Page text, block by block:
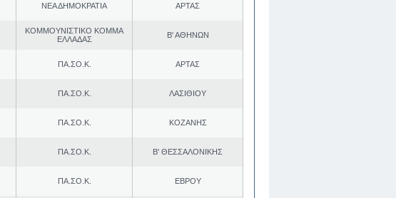
ΝΕΑ ΔΗΜΟΚΡΑΤΙΑ ΑΡΤΑΣ
ΚΟΜΜΟΥΝΙΣΤΙΚΟ ΚΟΜΜΑ
ΕΛΛΑΔΑΣ
Β' ΑΘΗΝΩΝ
ΠΑ.ΣΟ.Κ. ΑΡΤΑΣ
ΠΑ.ΣΟ.Κ. ΛΑΣΙΘΙΟΥ
ΠΑ.ΣΟ.Κ. ΚΟΖΑΝΗΣ
ΠΑ.ΣΟ.Κ. Β' ΘΕΣΣΑΛΟΝΙΚΗΣ
ΠΑ.ΣΟ.Κ. ΕΒΡΟΥ